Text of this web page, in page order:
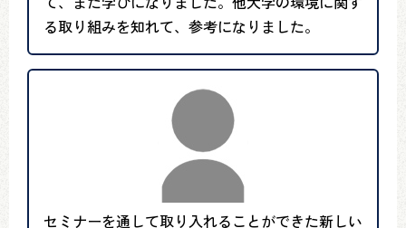
る取り組みを知れて、参考になりました。
セミナーを通して取り入れることができた新しい